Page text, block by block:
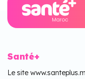
Santé+
Le site